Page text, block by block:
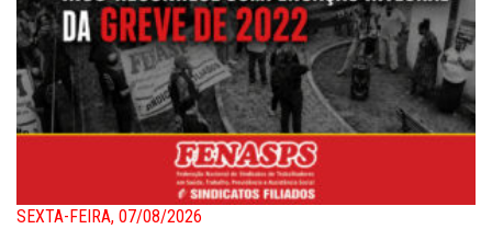
SEXTA-FEIRA, 07/08/2026